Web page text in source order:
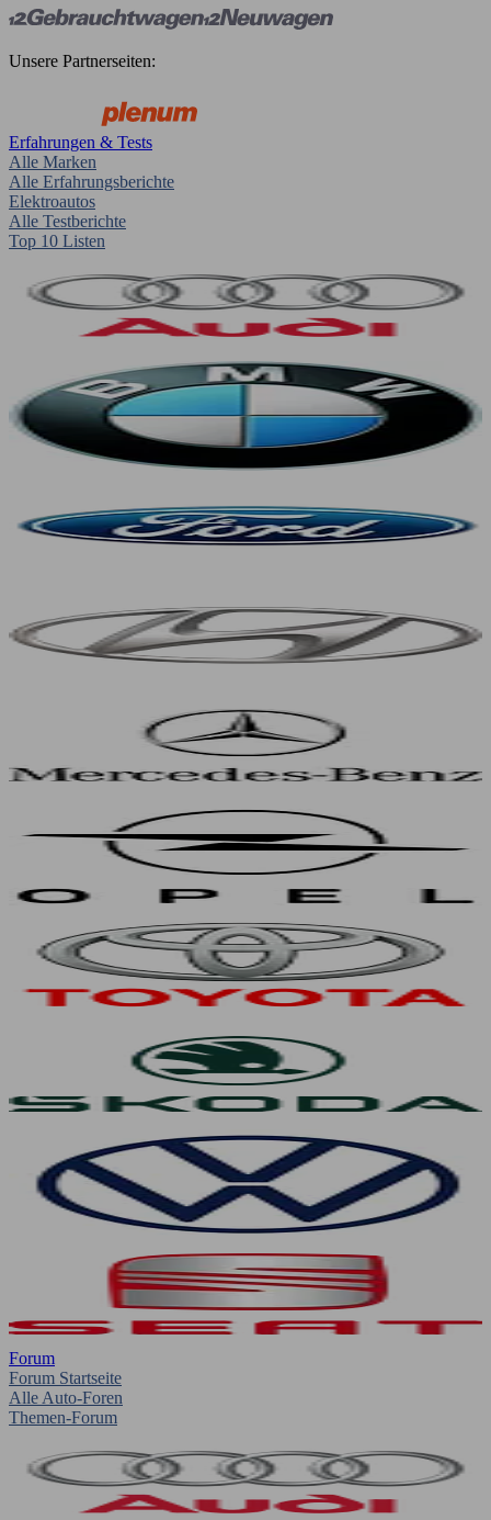
Unsere Partnerseiten:
Erfahrungen & Tests
Alle Marken
Alle Erfahrungsberichte
Elektroautos
Alle Testberichte
Top 10 Listen
Forum
Forum Startseite
Alle Auto-Foren
Themen-Forum